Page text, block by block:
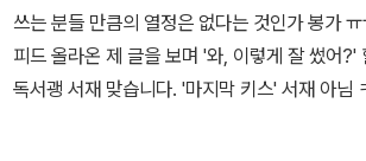
s'는? 'you can't give up on people. It's
s of friendship. You gotta listen, you
mportantly, you gotta keep trying.' keep
넘게 먹은 우리 학교>,<훌륭한 이웃> - 이건
은 어떻게 변했을까>를 둘째가 도서관에서 빌
보길래 같은 작가 책을 찾아서 산 것. 우리 마을
다른 두 권도 재미있게 봄. 그림을 곰곰이 뜯어
쓰는 분들 만큼의 열정은 없다는 것인가 봉가
피드 올라온 제 글을 보며 '와, 이렇게 잘 썼어?'
독서괭 서재 맞습니다. '마지막 키스' 서재 아님
도 일과 육아만 하는 건 아니고, 틈틈이 영어 공